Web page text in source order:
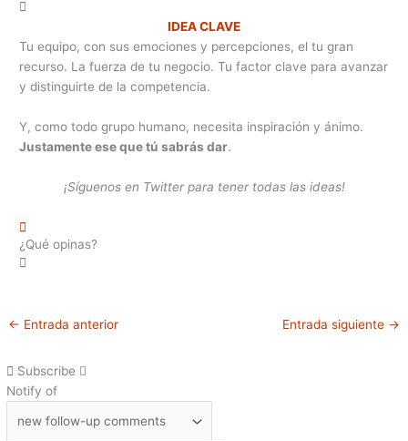
IDEA CLAVE
Tu equipo, con sus emociones y percepciones, el tu gran
recurso. La fuerza de tu negocio. Tu factor clave para avanzar
y distinguirte de la competencia.
Y, como todo grupo humano, necesita inspiración y ánimo.
Justamente ese que tú sabrás dar.
¡Síguenos en Twitter para tener todas las ideas!
¿Qué opinas?
← Entrada anterior Entrada siguiente →
Subscribe
Notify of